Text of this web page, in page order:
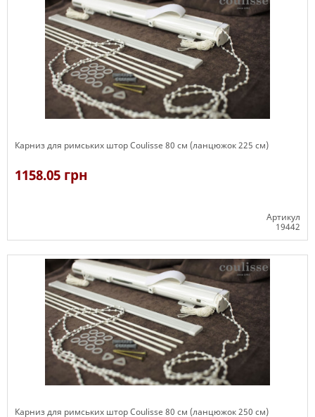
Карниз для римських штор Coulisse 80 см (ланцюжок 225 см)
1158.05 грн
Артикул
19442
Карниз для римських штор Coulisse 80 см (ланцюжок 250 см)